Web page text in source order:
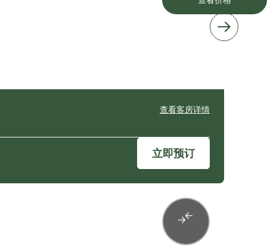
查看客房详情
立即预订